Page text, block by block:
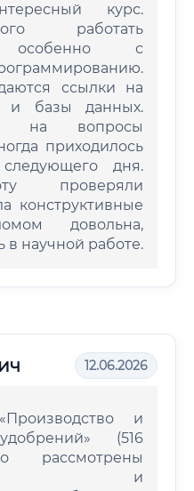
курс.
работать
особенно с
ссылки на
и базы данных.
на вопросы
приходилось
дня.
проверяли
конструктивные
довольна,
в научной работе.
12.06.2026
и
(516
рассмотрены
и